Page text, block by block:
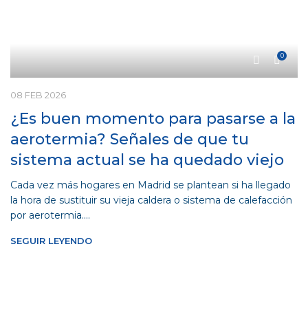
0
08 FEB 2026
¿Es buen momento para pasarse a la
aerotermia? Señales de que tu
sistema actual se ha quedado viejo
Cada vez más hogares en Madrid se plantean si ha llegado
la hora de sustituir su vieja caldera o sistema de calefacción
por aerotermia....
SEGUIR LEYENDO